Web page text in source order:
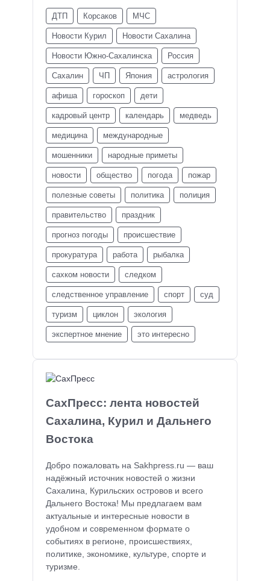
СахПресс: лента новостей
Сахалина, Курил и Дальнего
Востока
Добро пожаловать на Sakhpress.ru — ваш
надёжный источник новостей о жизни
Сахалина, Курильских островов и всего
Дальнего Востока! Мы предлагаем вам
актуальные и интересные новости в
удобном и современном формате о
событиях в регионе, происшествиях,
политике, экономике, культуре, спорте и
туризме.
ДТП Корсаков МЧС
Новости Курил Новости Сахалина
Новости Южно-Сахалинска Россия
Сахалин ЧП Япония астрология
афиша гороскоп дети
кадровый центр календарь медведь
медицина международные
мошенники народные приметы
новости общество погода пожар
полезные советы политика полиция
правительство праздник
прогноз погоды происшествие
прокуратура работа рыбалка
сахком новости следком
следственное управление спорт суд
туризм циклон экология
экспертное мнение это интересно